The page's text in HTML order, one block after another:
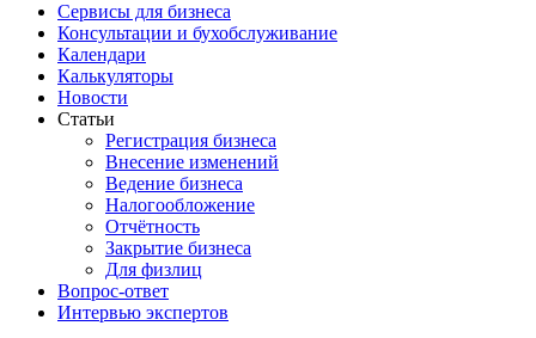
Сервисы для бизнеса
Консультации и бухобслуживание
Календари
Калькуляторы
Новости
Статьи
Регистрация бизнеса
Внесение изменений
Ведение бизнеса
Налогообложение
Отчётность
Закрытие бизнеса
Для физлиц
Вопрос-ответ
Интервью экспертов